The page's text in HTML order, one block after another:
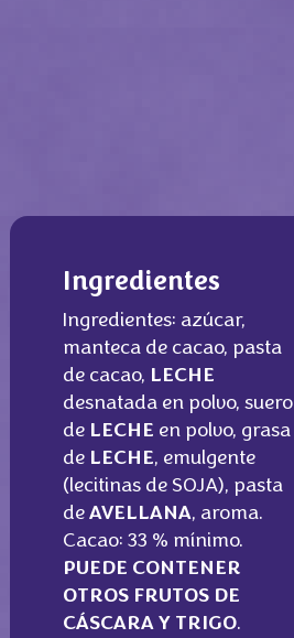
Ingredientes
Ingredientes: azúcar,
manteca de cacao, pasta
de cacao, LECHE
desnatada en polvo, suero
de LECHE en polvo, grasa
de LECHE, emulgente
(lecitinas de SOJA), pasta
de AVELLANA, aroma.
Cacao: 33 % mínimo.
PUEDE CONTENER
OTROS FRUTOS DE
CÁSCARA Y TRIGO.